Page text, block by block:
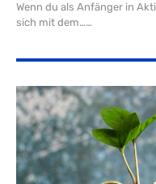
Wenn du als Anfänger in
sich mit dem…